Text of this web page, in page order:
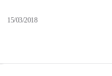
15/03/2018